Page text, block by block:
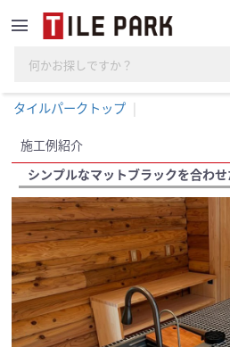
menu
タイルパークトップ
施工例紹介
シンプルなマットブラックを合わ